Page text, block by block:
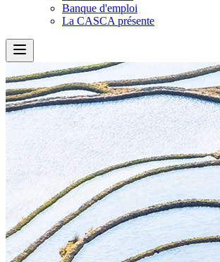
Banque d'emploi
La CASCA présente